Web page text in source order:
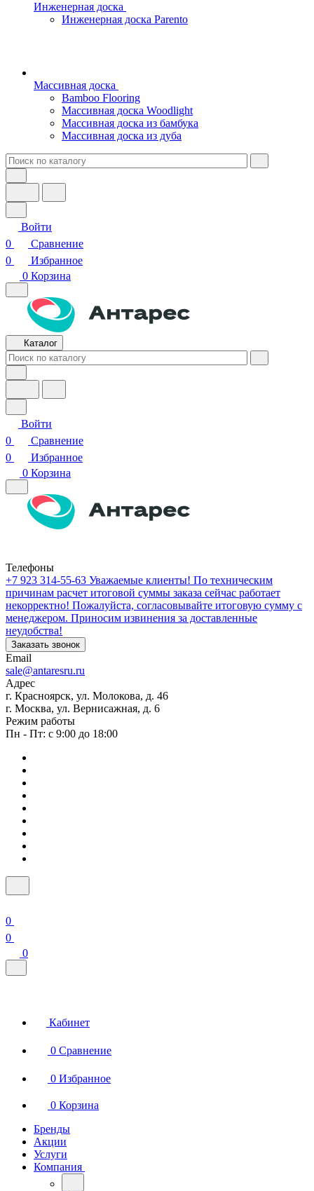
Инженерная доска
Инженерная доска Parento
Массивная доска
Bamboo Flooring
Массивная доска Woodlight
Массивная доска из бамбука
Массивная доска из дуба
Войти
0
Сравнение
0
Избранное
0 Корзина
Каталог
Войти
0
Сравнение
0
Избранное
0 Корзина
Телефоны
+7 923 314-55-63 Уважаемые клиенты! По техническим
причинам расчет итоговой суммы заказа сейчас работает
некорректно! Пожалуйста, согласовывайте итоговую сумму с
менеджером. Приносим извинения за доставленные
неудобства!
Заказать звонок
Email
sale@antaresru.ru
Адрес
г. Красноярск, ул. Молокова, д. 46
г. Москва, ул. Вернисажная, д. 6
Режим работы
Пн - Пт: с 9:00 до 18:00
0
0
0
Кабинет
0 Сравнение
0 Избранное
0 Корзина
Бренды
Акции
Услуги
Компания